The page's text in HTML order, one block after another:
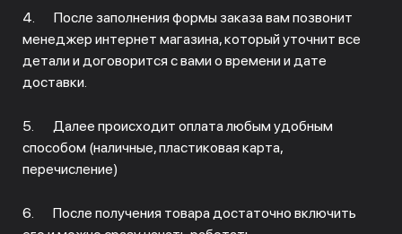
4. После заполнения формы заказа вам позвонит
менеджер интернет магазина, который уточнит все
детали и договорится с вами о времени и дате
доставки.
5. Далее происходит оплата любым удобным
способом (наличные, пластиковая карта,
перечисление)
6. После получения товара достаточно включить